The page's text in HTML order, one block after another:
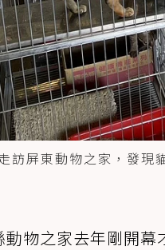
訪屏東動物之家，發現
動物之家去年剛開